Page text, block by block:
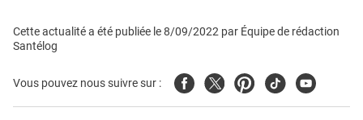
Cette actualité a été publiée le8/09/2022 par Équipe de rédaction
Santélog
Vous pouvez nous suivre sur : FacebookTwitterPinterest
TiktokYoutube